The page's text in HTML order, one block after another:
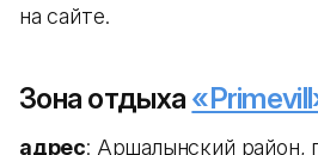
на сайте.
Зона отдыха
адрес: Аршалынский район,